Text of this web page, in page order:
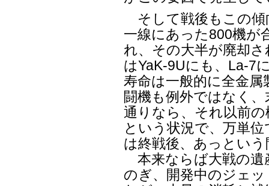
そして戦後もこの傾
一線にあった800機が
れ、その大半が廃却
はYaK-9Uにも、La-7
寿命は一般的に全金
闘機も例外ではなく
通りなら、それ以前
という状況で、万単
は終戦後、あっとい
本来ならば大戦の遺
のぎ、開発中のジェ